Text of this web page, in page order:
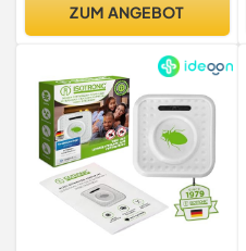
ZUM ANGEBOT